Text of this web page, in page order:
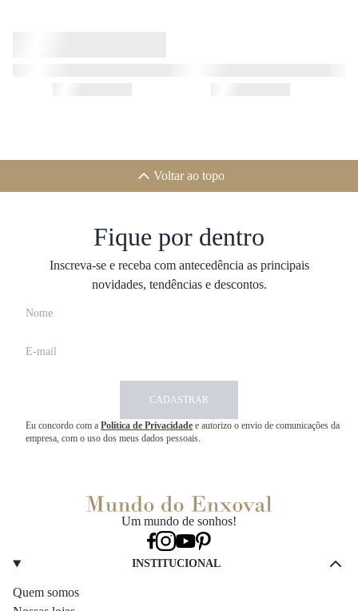
Voltar ao topo
Fique por dentro
Inscreva-se e receba com antecedência as principais
novidades, tendências e descontos.
CADASTRAR
Eu concordo com a Política de Privacidade e autorizo o envio de comunicações da
empresa, com o uso dos meus dados pessoais.
Um mundo de sonhos!
INSTITUCIONAL
Quem somos